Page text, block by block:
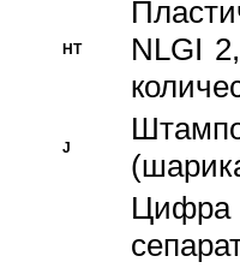
HT
NLGI
J
Цифра